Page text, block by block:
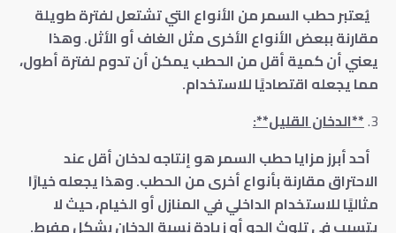
يُعتبر حطب السمر من الأنواع التي تشتعل لفترة طويلة
مقارنة ببعض الأنواع الأخرى مثل الغاف أو الأثل. وهذا
يعني أن كمية أقل من الحطب يمكن أن تدوم لفترة أطول،
مما يجعله اقتصاديًا للاستخدام.
**الدخان القليل**:
أحد أبرز مزايا حطب السمر هو إنتاجه لدخان أقل عند
الاحتراق مقارنة بأنواع أخرى من الحطب. وهذا يجعله خيارًا
مثاليًا للاستخدام الداخلي في المنازل أو الخيام، حيث لا
يتسبب في تلوث الجو أو زيادة نسبة الدخان بشكل مفرط.